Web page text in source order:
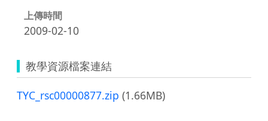
上傳時間
2009-02-10
教學資源檔案連結
TYC_rsc00000877.zip (1.66MB)